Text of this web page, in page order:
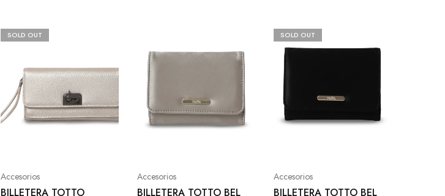
SOLD OUT
Accesorios
BILLETERA TOTTO
Accesorios
BILLETERA TOTTO BEL
SOLD OUT
Accesorios
BILLETERA TOTTO BEL